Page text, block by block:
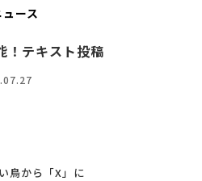
ース
！テキスト投稿
鳥から「X」に